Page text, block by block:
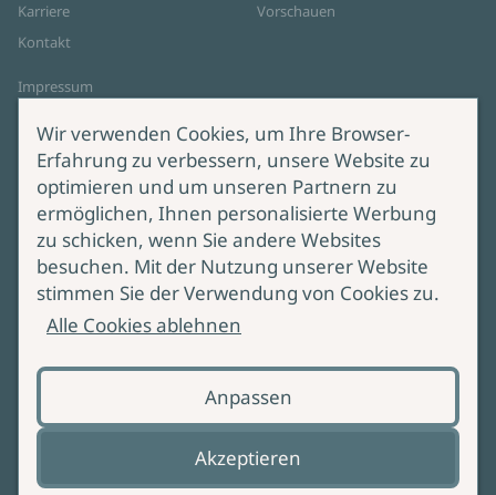
Karriere
Kontakt
Impressum
Cookie-Einstellungen
AGB Online Shop
Vorschauen
Service
Lieferung & Versand
Produktsicherheit
Bei Fragen zur Produktsicherheit
wenden Sie sich bitte an
Wir verwenden Cookies, um Ihre Browser-
Erfahrung zu verbessern, unsere Website zu
optimieren und um unseren Partnern zu
ermöglichen, Ihnen personalisierte Werbung
zu schicken, wenn Sie andere Websites
besuchen. Mit der Nutzung unserer Website
stimmen Sie der Verwendung von Cookies zu.
Alle Cookies ablehnen
Anpassen
Akzeptieren